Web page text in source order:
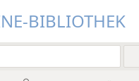
BIBLIOTHEK